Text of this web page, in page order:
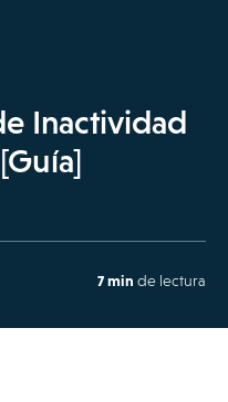
Inactividad
7 min de lectura